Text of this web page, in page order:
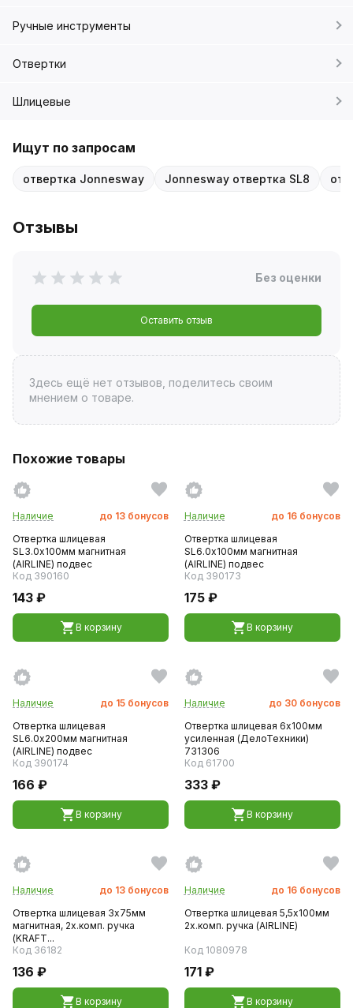
Ручные инструменты
Отвертки
Шлицевые
Ищут по запросам
отвертка Jonnesway Jonnesway отвертка SL8
Отзывы
Без оценки
Оставить отзыв
Здесь ещё нет отзывов, поделитесь своим
мнением о товаре.
Похожие товары
Наличие до 13 бонусов
Отвертка шлицевая
SL3.0х100мм магнитная
(AIRLINE) подвес
Код 390160
143 ₽
В корзину
Наличие до 16 бонусов
Отвертка шлицевая
SL6.0х100мм магнитная
(AIRLINE) подвес
Код 390173
175 ₽
В корзину
Наличие до 15 бонусов
Отвертка шлицевая
SL6.0х200мм магнитная
(AIRLINE) подвес
Код 390174
166 ₽
В корзину
Наличие до 30 бонусов
Отвертка шлицевая 6х100мм
усиленная (ДелоТехники)
731306
Код 61700
333 ₽
В корзину
Наличие до 13 бонусов
Отвертка шлицевая 3х75мм
магнитная, 2х.комп. ручка
(KRAFT...
Код 36182
136 ₽
В корзину
Наличие до 16 бонусов
Отвертка шлицевая 5,5х100мм
2х.комп. ручка (AIRLINE)
Код 1080978
171 ₽
В корзину